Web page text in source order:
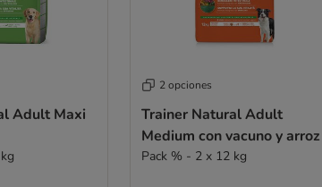
Adult Maxi
2 opciones
Trainer Natural Adult
Medium con vacuno y arroz
Pack % - 2 x 12 kg